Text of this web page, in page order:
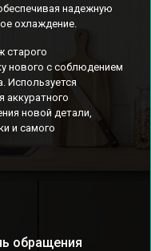
надежную
охлаждение.
старого
нового с соблюдением
Используется
аккуратного
новой детали,
и самого
обращения